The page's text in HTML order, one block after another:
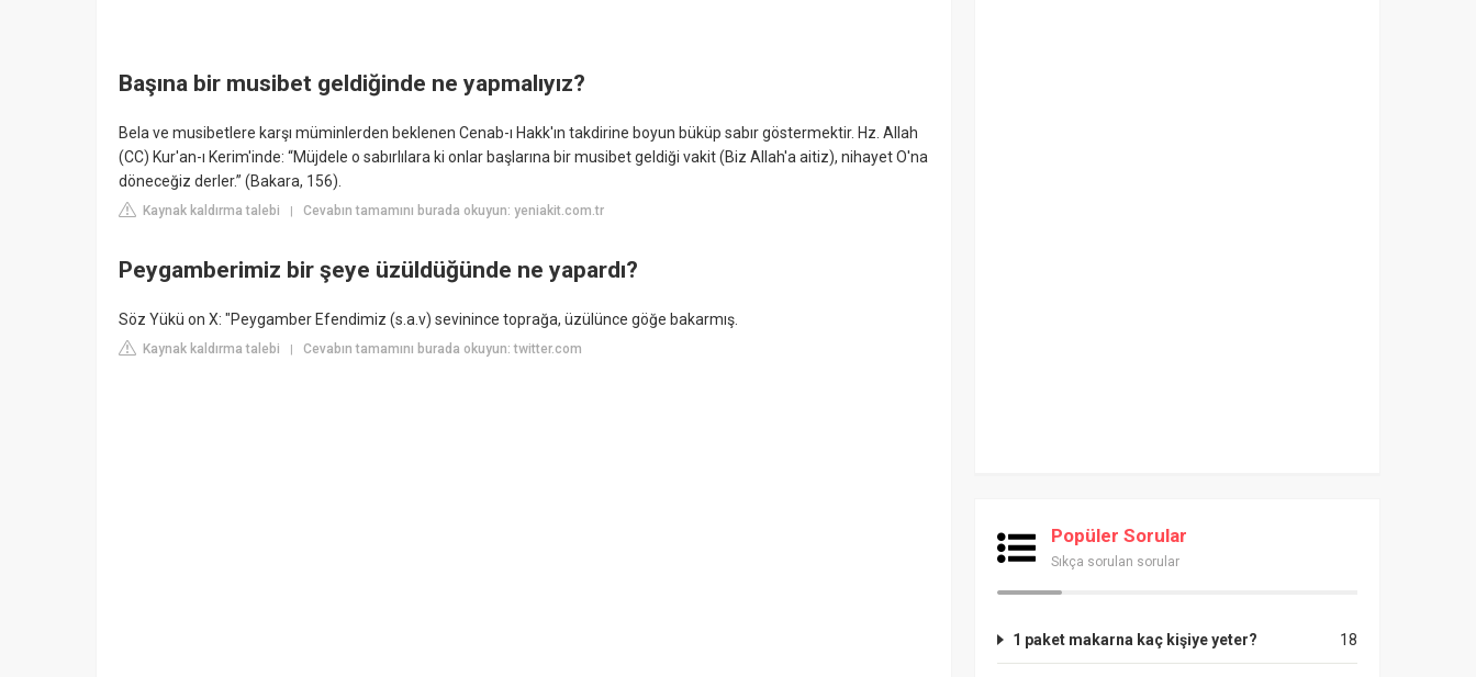
Başına bir musibet geldiğinde ne yapmalıyız?
Bela ve musibetlere karşı müminlerden beklenen Cenab-ı Hakk'ın takdirine boyun büküp sabır göstermektir. Hz. Allah
(CC) Kur'an-ı Kerim'inde: “Müjdele o sabırlılara ki onlar başlarına bir musibet geldiği vakit (Biz Allah'a aitiz), nihayet O'na
döneceğiz derler.” (Bakara, 156).
Kaynak kaldırma talebi Cevabın tamamını burada okuyun: yeniakit.com.tr
Peygamberimiz bir şeye üzüldüğünde ne yapardı?
Söz Yükü on X: "Peygamber Efendimiz (s.a.v) sevinince toprağa, üzülünce göğe bakarmış.
Kaynak kaldırma talebi Cevabın tamamını burada okuyun: twitter.com
Popüler Sorular
Sıkça sorulan sorular
18
1 paket makarna kaç kişiye yeter?